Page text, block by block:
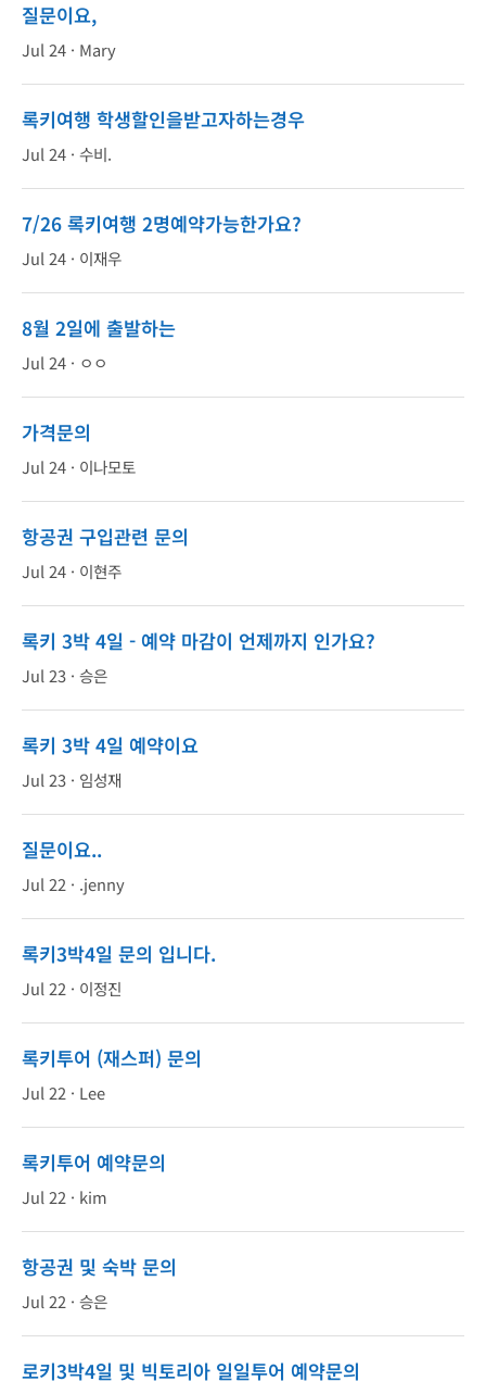
질문이요,
Jul 24 · Mary
록키여행 학생할인을받고자하는경우
Jul 24 · 수비.
7/26 록키여행 2명예약가능한가요?
Jul 24 · 이재우
8월 2일에 출발하는
Jul 24 · ㅇㅇ
가격문의
Jul 24 · 이나모토
항공권 구입관련 문의
Jul 24 · 이현주
록키 3박 4일 - 예약 마감이 언제까지 인가요?
Jul 23 · 승은
록키 3박 4일 예약이요
Jul 23 · 임성재
질문이요..
Jul 22 · .jenny
록키3박4일 문의 입니다.
Jul 22 · 이정진
록키투어 (재스퍼) 문의
Jul 22 · Lee
록키투어 예약문의
Jul 22 · kim
항공권 및 숙박 문의
Jul 22 · 승은
로키3박4일 및 빅토리아 일일투어 예약문의